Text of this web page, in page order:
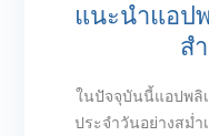
แนะนำแอป
ส
ในปัจจุบันนี้แอปพลิ
ประจำวันอย่างสม่ำ